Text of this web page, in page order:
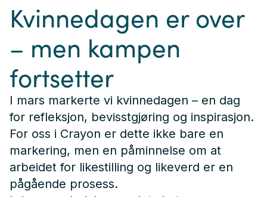
Kvinnedagen er over
– men kampen
fortsetter
I mars markerte vi kvinnedagen – en dag
for refleksjon, bevisstgjøring og inspirasjon.
For oss i Crayon er dette ikke bare en
markering, men en påminnelse om at
arbeidet for likestilling og likeverd er en
pågående prosess.